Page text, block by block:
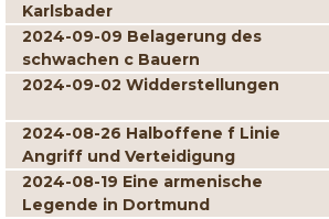
Karlsbader
2024-09-09 Belagerung des
schwachen c Bauern
2024-09-02 Widderstellungen
2024-08-26 Halboffene f Linie
Angriff und Verteidigung
2024-08-19 Eine armenische
Legende in Dortmund